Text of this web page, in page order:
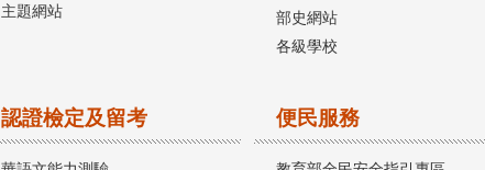
主題網站
部史網站
各級學校
認證檢定及留考 便民服務